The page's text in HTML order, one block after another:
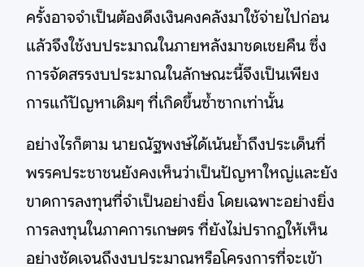
ครั้งอาจจำเป็นต้องดึงเงินคงคลังมาใช้จ่ายไปก่อน
แล้วจึงใช้งบประมาณในภายหลังมาชดเชยคืน ซึ่ง
การจัดสรรงบประมาณในลักษณะนี้จึงเป็นเพียง
การแก้ปัญหาเดิมๆ ที่เกิดขึ้นซ้ำซากเท่านั้น
อย่างไรก็ตาม นายณัฐพงษ์ได้เน้นย้ำถึงประเด็นที่
พรรคประชาชนยังคงเห็นว่าเป็นปัญหาใหญ่และยัง
ขาดการลงทุนที่จำเป็นอย่างยิ่ง โดยเฉพาะอย่างยิ่ง
การลงทุนในภาคการเกษตร ที่ยังไม่ปรากฏให้เห็น
อย่างชัดเจนถึงงบประมาณหรือโครงการที่จะเข้า